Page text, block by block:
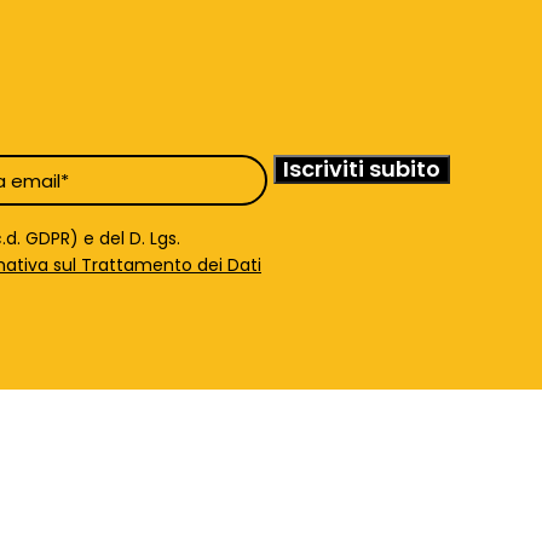
GDPR) e del D. Lgs.
sul Trattamento dei Dati